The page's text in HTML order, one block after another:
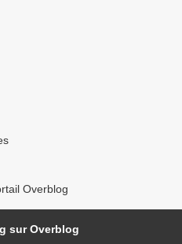
Overblog
sur Overblog